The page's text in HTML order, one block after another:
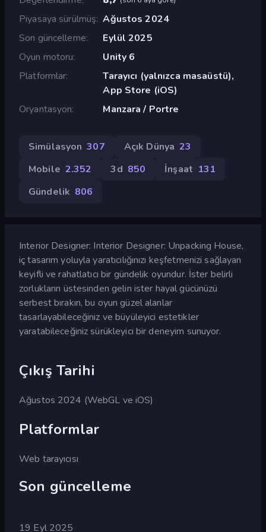
Piyasaya sürülmüş Ağustos 2024
Son güncelleme
Eylül 2025
Oyun motoru
Unity 6
Platformlar
Tarayıcı (yalnızca masaüstü),
App Store (iOS)
Oryantasyon
Manzara / Portre
Simülasyon 307 Açık Dünya 23
Mobile 2.352 3d 850 İnşaat 131
Gündelik 806
Interior Designer: Interior Designer: Unpacking House,
iç tasarım yoluyla yaratıcılığınızı keşfetmenizi sağlayan
keyifli ve rahatlatıcı bir gündelik oyundur. İster belirli
zorlukların üstesinden gelin ister hayal gücünüzü
serbest bırakın, bu oyun güzel alanlar
tasarlayabileceğiniz ve büyüleyici estetikler
yaratabileceğiniz sürükleyici bir deneyim sunuyor.
Çıkış Tarihi
Ağustos 2024 (WebGL ve iOS)
Platformlar
Web tarayıcısı
Son güncelleme
19 Eyl 2025